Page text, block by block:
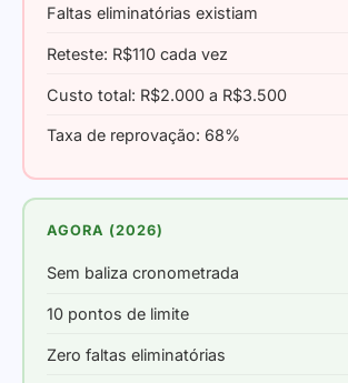
Faltas eliminatórias existiam
Reteste: R$110 cada vez
Custo total: R$2.000 a R$3.500
Taxa de reprovação: 68%
AGORA (2026)
Sem baliza cronometrada
10 pontos de limite
Zero faltas eliminatórias